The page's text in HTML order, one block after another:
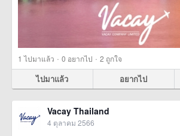
1 ไปมาแล้ว · 0 อยากไป · 2 ถูกใจ
ไปมาแล้ว อยากไป
Vacay Thailand
4 ตุลาคม 2566